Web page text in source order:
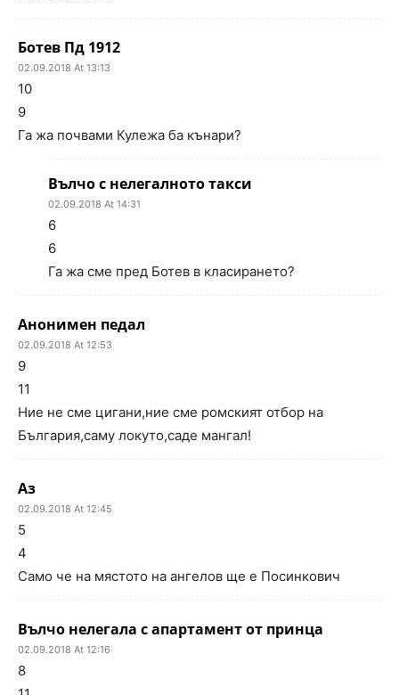
Ботев Пд 1912
02.09.2018 At 13:13
10
9
Га жа почвами Кулежа ба кънари?
Вълчо с нелегалното такси
02.09.2018 At 14:31
6
6
Га жа сме пред Ботев в класирането?
Анонимен педал
02.09.2018 At 12:53
9
11
Ние не сме цигани,ние сме ромският отбор на
България,саму локуто,саде мангал!
Аз
02.09.2018 At 12:45
5
4
Само че на мястото на ангелов ще е Посинкович
Вълчо нелегала с апартамент от принца
02.09.2018 At 12:16
8